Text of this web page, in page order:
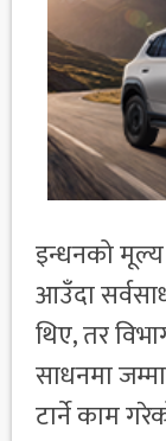
इन्धनको मूल्य
आउँदा
थिए, तर
साधनमा
टार्ने काम